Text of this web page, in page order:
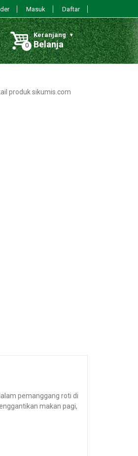
Masuk Daftar
Keranjang
Belanja
pemanggang roti di
makan pagi,